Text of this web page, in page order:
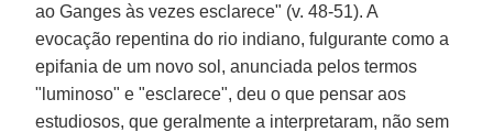
ao Ganges às vezes esclarece" (v. 48-51). A
evocação repentina do rio indiano, fulgurante como a
epifania de um novo sol, anunciada pelos termos
"luminoso" e "esclarece", deu o que pensar aos
estudiosos, que geralmente a interpretaram, não sem